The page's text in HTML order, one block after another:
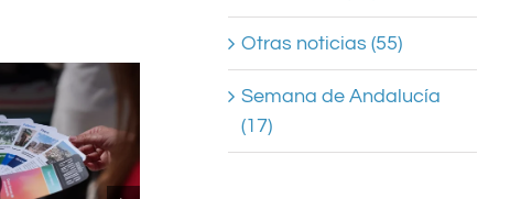
Otras noticias (55)
Semana de Andalucía
(17)